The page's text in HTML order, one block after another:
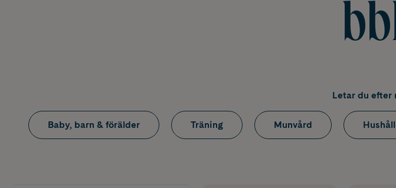
Letar du efter
Baby, barn & förälder Träning Munvård Hushåll